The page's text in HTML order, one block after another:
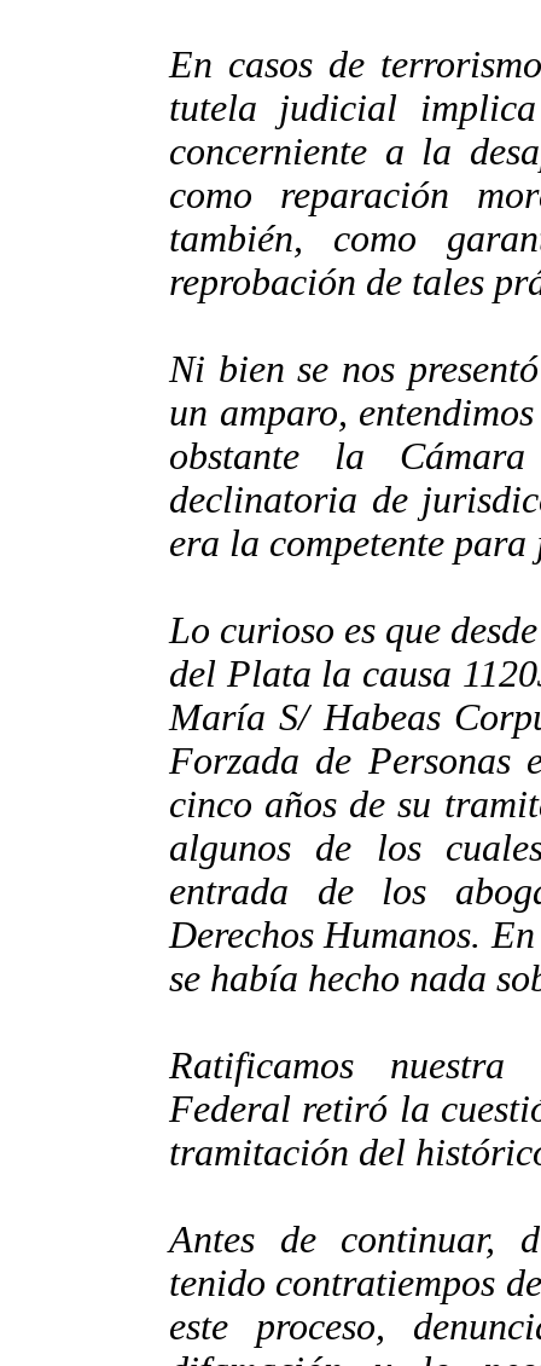
En casos de
tutela judicial
concerniente a la
como reparación
también, como
reprobación de tales
Ni bien se nos
un amparo,
obstante la
declinatoria de
era la competente para
Lo curioso es que
del Plata la causa
María S/ Habeas
Forzada de Personas
cinco años de su
algunos de los
entrada de los
Derechos Humanos.
se había hecho nada
Ratificamos
Federal retiró la
tramitación del
Antes de continuar,
tenido contratiempos
este proceso,